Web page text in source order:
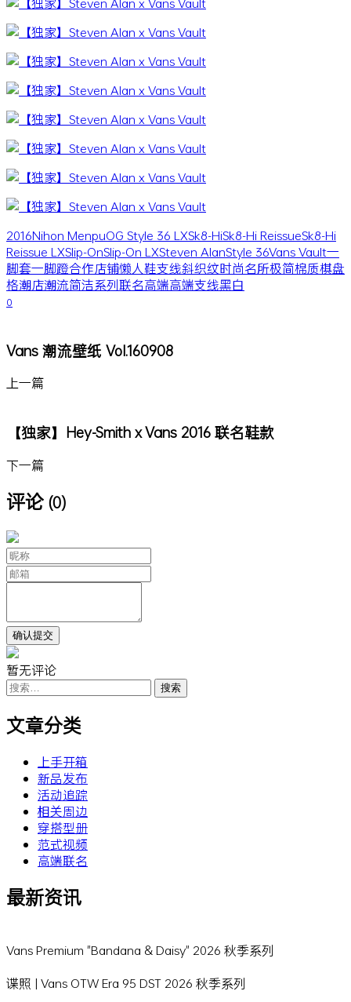
2016Nihon MenpuOG Style 36 LXSk8-HiSk8-Hi ReissueSk8-Hi
Reissue LXSlip-OnSlip-On LXSteven AlanStyle 36Vans Vault一
脚套一脚蹬合作店铺懒人鞋支线斜织纹时尚名所极简棉质棋盘
格潮店潮流简洁系列联名高端高端支线黑白
0
Vans 潮流壁纸 Vol.160908
上一篇
【独家】Hey-Smith x Vans 2016 联名鞋款
下一篇
评论 (0)
暂无评论
搜
索：
文章分类
上手开箱
新品发布
活动追踪
相关周边
穿搭型册
范式视频
高端联名
最新资讯
Vans Premium "Bandana & Daisy" 2026 秋季系列
谍照 | Vans OTW Era 95 DST 2026 秋季系列